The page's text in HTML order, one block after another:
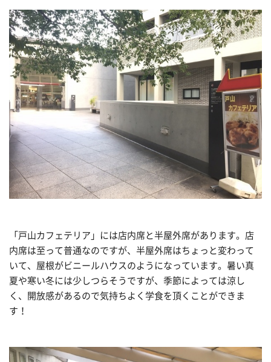
「戸山カフェテリア」には店内席と半屋外席があります。店
内席は至って普通なのですが、半屋外席はちょっと変わって
いて、屋根がビニールハウスのようになっています。暑い真
夏や寒い冬には少しつらそうですが、季節によっては涼し
く、開放感があるので気持ちよく学食を頂くことができま
す！